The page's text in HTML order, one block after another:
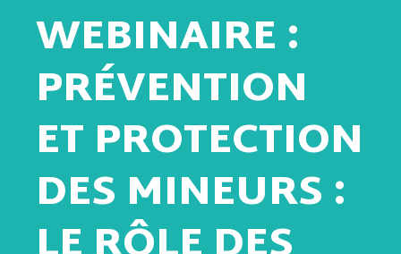
WEBINAIRE :
PRÉVENTION
ET PROTECTION
DES MINEURS :